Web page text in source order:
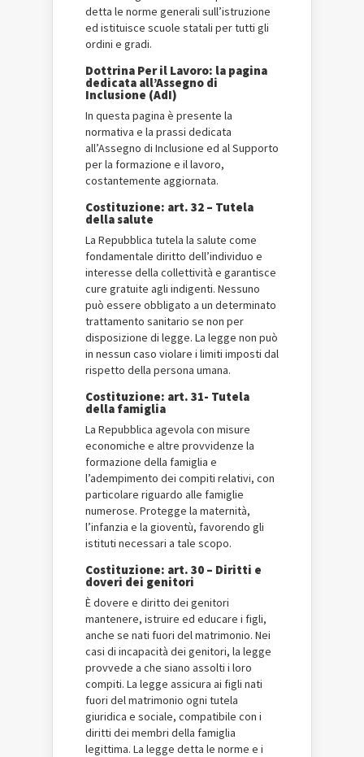
detta le norme generali sull’istruzione
ed istituisce scuole statali per tutti gli
ordini e gradi.
Dottrina Per il Lavoro: la pagina
dedicata all’Assegno di
Inclusione (AdI)
In questa pagina è presente la
normativa e la prassi dedicata
all’Assegno di Inclusione ed al Supporto
per la formazione e il lavoro,
costantemente aggiornata.
Costituzione: art. 32 – Tutela
della salute
La Repubblica tutela la salute come
fondamentale diritto dell’individuo e
interesse della collettività e garantisce
cure gratuite agli indigenti. Nessuno
può essere obbligato a un determinato
trattamento sanitario se non per
disposizione di legge. La legge non può
in nessun caso violare i limiti imposti dal
rispetto della persona umana.
Costituzione: art. 31- Tutela
della famiglia
La Repubblica agevola con misure
economiche e altre provvidenze la
formazione della famiglia e
l’adempimento dei compiti relativi, con
particolare riguardo alle famiglie
numerose. Protegge la maternità,
l’infanzia e la gioventù, favorendo gli
istituti necessari a tale scopo.
Costituzione: art. 30 – Diritti e
doveri dei genitori
È dovere e diritto dei genitori
mantenere, istruire ed educare i figli,
anche se nati fuori del matrimonio. Nei
casi di incapacità dei genitori, la legge
provvede a che siano assolti i loro
compiti. La legge assicura ai figli nati
fuori del matrimonio ogni tutela
giuridica e sociale, compatibile con i
diritti dei membri della famiglia
legittima. La legge detta le norme e i